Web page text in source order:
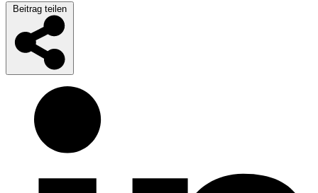
Beitrag teilen